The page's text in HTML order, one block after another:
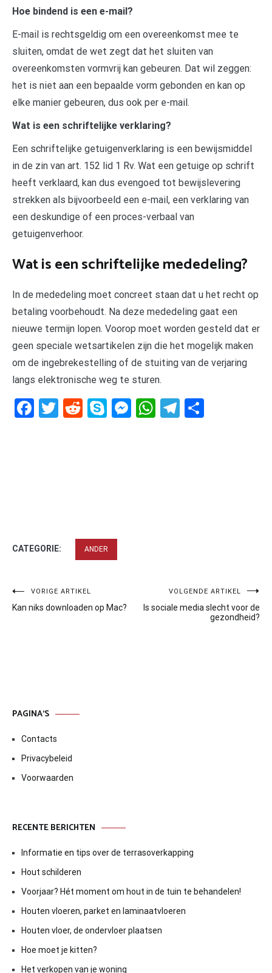
Hoe bindend is een e-mail?
E-mail is rechtsgeldig om een overeenkomst mee te
sluiten, omdat de wet zegt dat het sluiten van
overeenkomsten vormvrij kan gebeuren. Dat wil zeggen:
het is niet aan een bepaalde vorm gebonden en kan op
elke manier gebeuren, dus ook per e-mail.
Wat is een schriftelijke verklaring?
Een schriftelijke getuigenverklaring is een bewijsmiddel
in de zin van art. 152 lid 1 Rv. Wat een getuige op schrift
heeft verklaard, kan dus evengoed tot bewijslevering
strekken als bijvoorbeeld een e-mail, een verklaring van
een deskundige of een proces-verbaal van
getuigenverhoor.
Wat is een schriftelijke mededeling?
In de mededeling moet concreet staan dat u het recht op
betaling voorbehoudt. Na deze mededeling gaat een
nieuwe termijn lopen. Voorop moet worden gesteld dat er
geen speciale wetsartikelen zijn die het mogelijk maken
om de ingebrekestelling of de stuiting van de verjaring
langs elektronische weg te sturen.
Facebook
Twitter
RedditSkypeMessenger
WhatsApp
Telegram
CATEGORIE: ANDER
Bericht
navigatie
VORIGE ARTIKEL
Kan niks downloaden op Mac?
VOLGENDE ARTIKEL
Is sociale media slecht voor de
gezondheid?
PAGINA’S
Contacts
Privacybeleid
Voorwaarden
RECENTE BERICHTEN
Informatie en tips over de terrasoverkapping
Hout schilderen
Voorjaar? Hét moment om hout in de tuin te behandelen!
Houten vloeren, parket en laminaatvloeren
Houten vloer, de ondervloer plaatsen
Hoe moet je kitten?
Het verkopen van je woning